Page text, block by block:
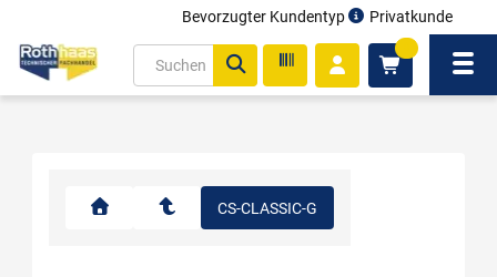
Bevorzugter Kundentyp Privatkunde
CS-CLASSIC-G